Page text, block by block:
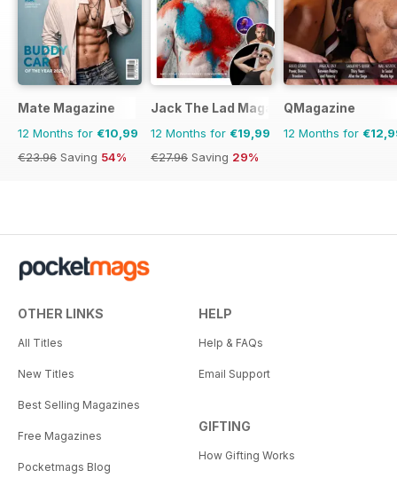
Mate Magazine
12 Months for €10,99
€23.96 Saving 54%
Jack The Lad Magazine
12 Months for €19,99
€27.96 Saving 29%
QMagazine
12 Months for
OTHER LINKS
All Titles
New Titles
Best Selling Magazines
Free Magazines
Pocketmags Blog
HELP
Help & FAQs
Email Support
GIFTING
How Gifting Works